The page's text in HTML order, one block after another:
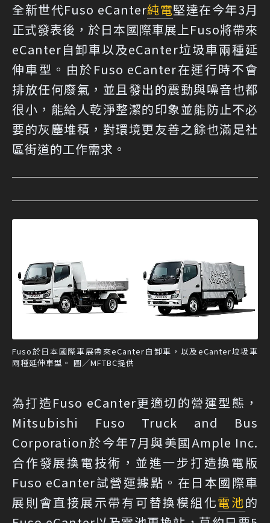
全新世代Fuso eCanter純電堅達在今年3月
正式發表後，於日本國際車展上Fuso將帶來
eCanter自卸車以及eCanter垃圾車兩種延
伸車型。由於Fuso eCanter在運行時不會
排放任何廢氣，並且發出的震動與噪音也都
很小，能給人乾淨整潔的印象並能防止不必
要的灰塵堆積，對環境更友善之餘也滿足社
區街道的工作需求。
Fuso於日本國際車展帶來eCanter自卸車，以及eCanter垃圾車
兩種延伸車型。 圖／MFTBC提供
為打造Fuso eCanter更適切的營運型態，
Mitsubishi Fuso Truck and Bus
Corporation於今年7月與美國Ample Inc.
合作發展換電技術，並進一步打造換電版
Fuso eCanter試營運據點。在日本國際車
展則會直接展示帶有可替換模組化電池的